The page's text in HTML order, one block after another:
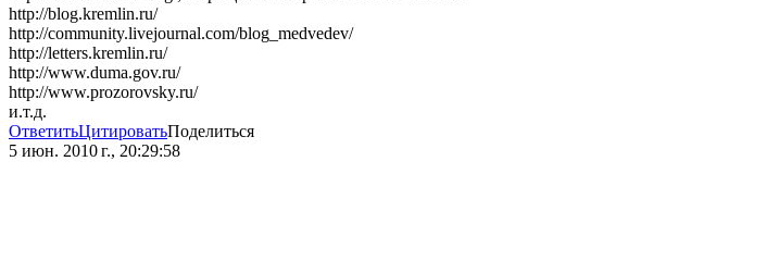
http://blog.kremlin.ru/
http://community.livejournal.com/blog_medvedev/
http://letters.kremlin.ru/
http://www.duma.gov.ru/
http://www.prozorovsky.ru/
и.т.д.
ОтветитьЦитироватьПоделиться
5 июн. 2010 г., 20:29:58